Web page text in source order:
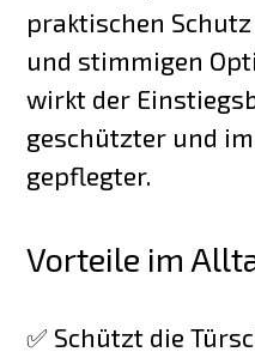
praktischen
und stimmigen
wirkt der
geschützter und
gepflegter.
Vorteile im
✅ Schützt die